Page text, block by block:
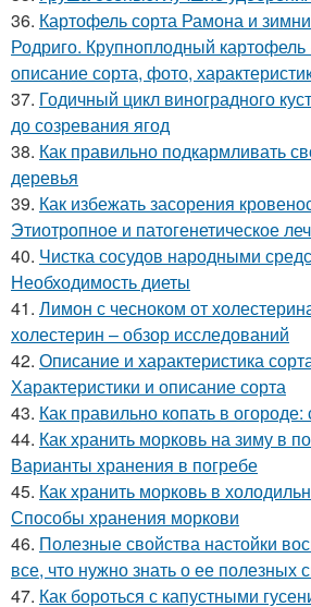
36. Картофель сорта Рамона и
Родриго. Крупноплодный картофель
описание сорта, фото,
37. Годичный цикл виноградного
до созревания ягод
38. Как правильно подкармливать
деревья
39. Как избежать засорения
Этиотропное и патогенетическое
40. Чистка сосудов народными
Необходимость диеты
41. Лимон с чесноком от
холестерин – обзор исследований
42. Описание и характеристика
Характеристики и описание сорта
43. Как правильно копать в
44. Как хранить морковь на зиму в
Варианты хранения в погребе
45. Как хранить морковь в
Способы хранения моркови
46. Полезные свойства настойки
все, что нужно знать о ее полезных
47. Как бороться с капустными